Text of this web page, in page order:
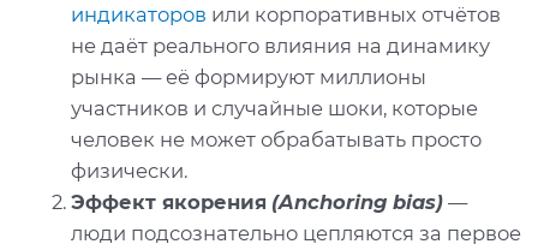
индикаторов или корпоративных отчётов
не даёт реального влияния на динамику
рынка — её формируют миллионы
участников и случайные шоки, которые
человек не может обрабатывать просто
физически.
Эффект якорения (Anchoring bias) —
люди подсознательно цепляются за первое